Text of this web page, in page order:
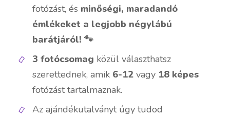
fotózást, és minőségi, maradandó
émlékeket a legjobb négylábú
barátjáról! 🐾
3 fotócsomag közül választhatsz
szerettednek, amik 6-12 vagy 18 képes
fotózást tartalmaznak.
Az ajándékutalványt úgy tudod